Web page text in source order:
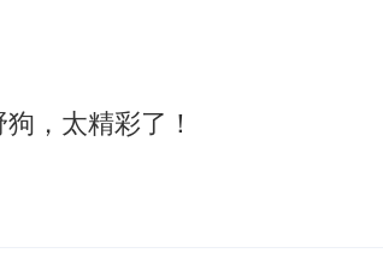
高质量发展
，太精彩了！